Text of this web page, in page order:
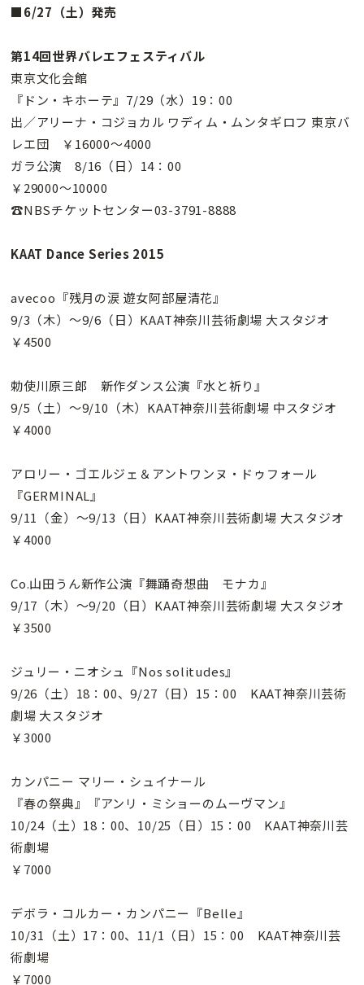
■6/27（土）発売
第14回世界バレエフェスティバル
東京文化会館
『ドン・キホーテ』7/29（水）19：00
出／アリーナ・コジョカル ワディム・ムンタギロフ 東京バ
レエ団 ￥16000〜4000
ガラ公演 8/16（日）14：00
￥29000〜10000
☎NBSチケットセンター03-3791-8888
KAAT Dance Series 2015
avecoo『残月の涙 遊女阿部屋清花』
9/3（木）〜9/6（日）KAAT神奈川芸術劇場 大スタジオ
￥4500
勅使川原三郎 新作ダンス公演『水と祈り』
9/5（土）〜9/10（木）KAAT神奈川芸術劇場 中スタジオ
￥4000
アロリー・ゴエルジェ＆アントワンヌ・ドゥフォール
『GERMINAL』
9/11（金）〜9/13（日）KAAT神奈川芸術劇場 大スタジオ
￥4000
Co.山田うん新作公演『舞踊奇想曲 モナカ』
9/17（木）〜9/20（日）KAAT神奈川芸術劇場 大スタジオ
￥3500
ジュリー・ニオシュ『Nos solitudes』
9/26（土）18：00、9/27（日）15：00 KAAT神奈川芸術
劇場 大スタジオ
￥3000
カンパニー マリー・シュイナール
『春の祭典』『アンリ・ミショーのムーヴマン』
10/24（土）18：00、10/25（日）15：00 KAAT神奈川芸
術劇場
￥7000
デボラ・コルカー・カンパニー『Belle』
10/31（土）17：00、11/1（日）15：00 KAAT神奈川芸
術劇場
￥7000